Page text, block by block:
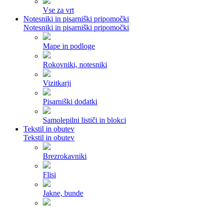
Vse za vrt
Notesniki in pisarniški pripomočki
Notesniki in pisarniški pripomočki
Mape in podloge
Rokovniki, notesniki
Vizitkarji
Pisarniški dodatki
Samolepilni lističi in blokci
Tekstil in obutev
Tekstil in obutev
Brezrokavniki
Flisi
Jakne, bunde